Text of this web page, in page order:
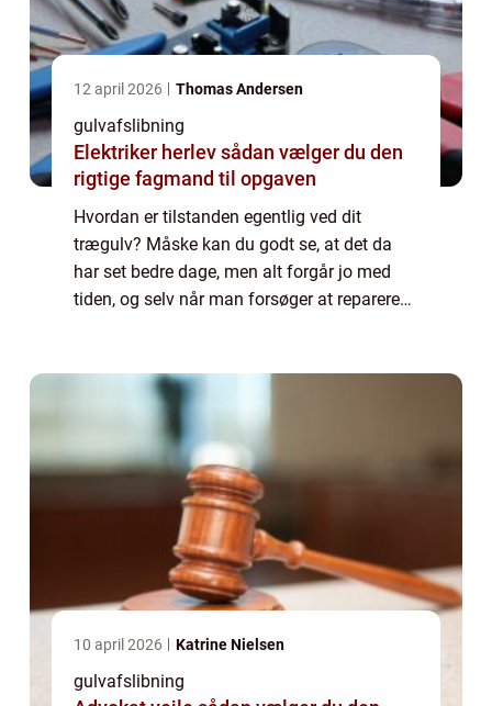
12 april 2026 Thomas Andersen
gulvafslibning
Elektriker herlev sådan vælger du den
rigtige fagmand til opgaven
Hvordan er tilstanden egentlig ved dit
trægulv? Måske kan du godt se, at det da
har set bedre dage, men alt forgår jo med
tiden, og selv når man forsøger at reparere
10 april 2026 Katrine Nielsen
gulvafslibning